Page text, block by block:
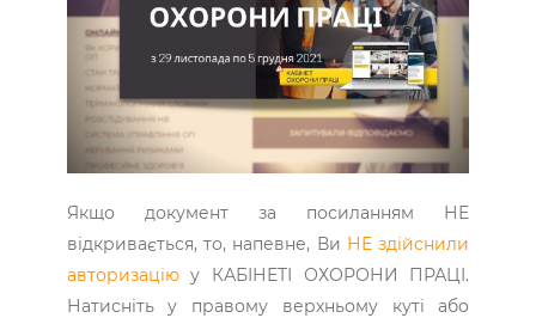
Якщо документ за посиланням НЕ
відкривається, то, напевне, Ви НЕ здійснили
авторизаціюу КАБІНЕТІ ОХОРОНИ ПРАЦІ.
Натисніть у правому верхньому куті або